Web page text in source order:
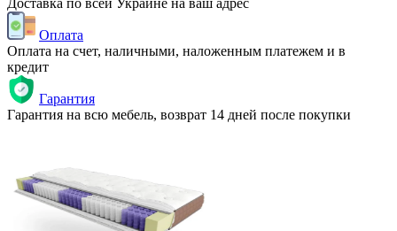
Оплата
Оплата на счет, наличными, наложенным платежем и в
кредит
Гарантия
Гарантия на всю мебель, возврат 14 дней после покупки